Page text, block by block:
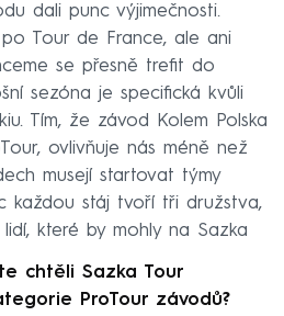
dali punc výjimečnosti.
Tour de France, ale ani
se přesně trefit do
sezóna je specifická kvůli
Tím, že závod Kolem Polska
ovlivňuje nás méně než
musejí startovat týmy
každou stáj tvoří tři družstva,
které by mohly na Sazka
chtěli Sazka Tour
ProTour závodů?